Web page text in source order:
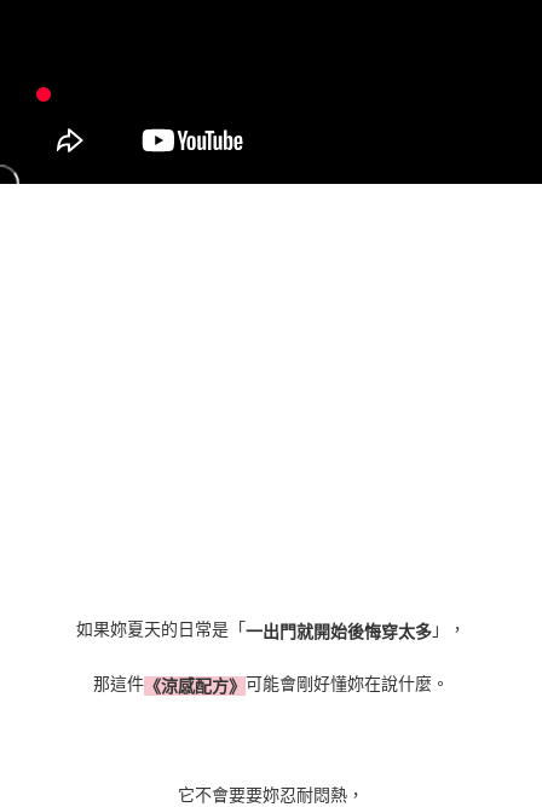
如果妳夏天的日常是「一出門就開始後悔穿太多」，
那這件 《涼感配方》 可能會剛好懂妳在說什麼。
它不會要要妳忍耐悶熱，